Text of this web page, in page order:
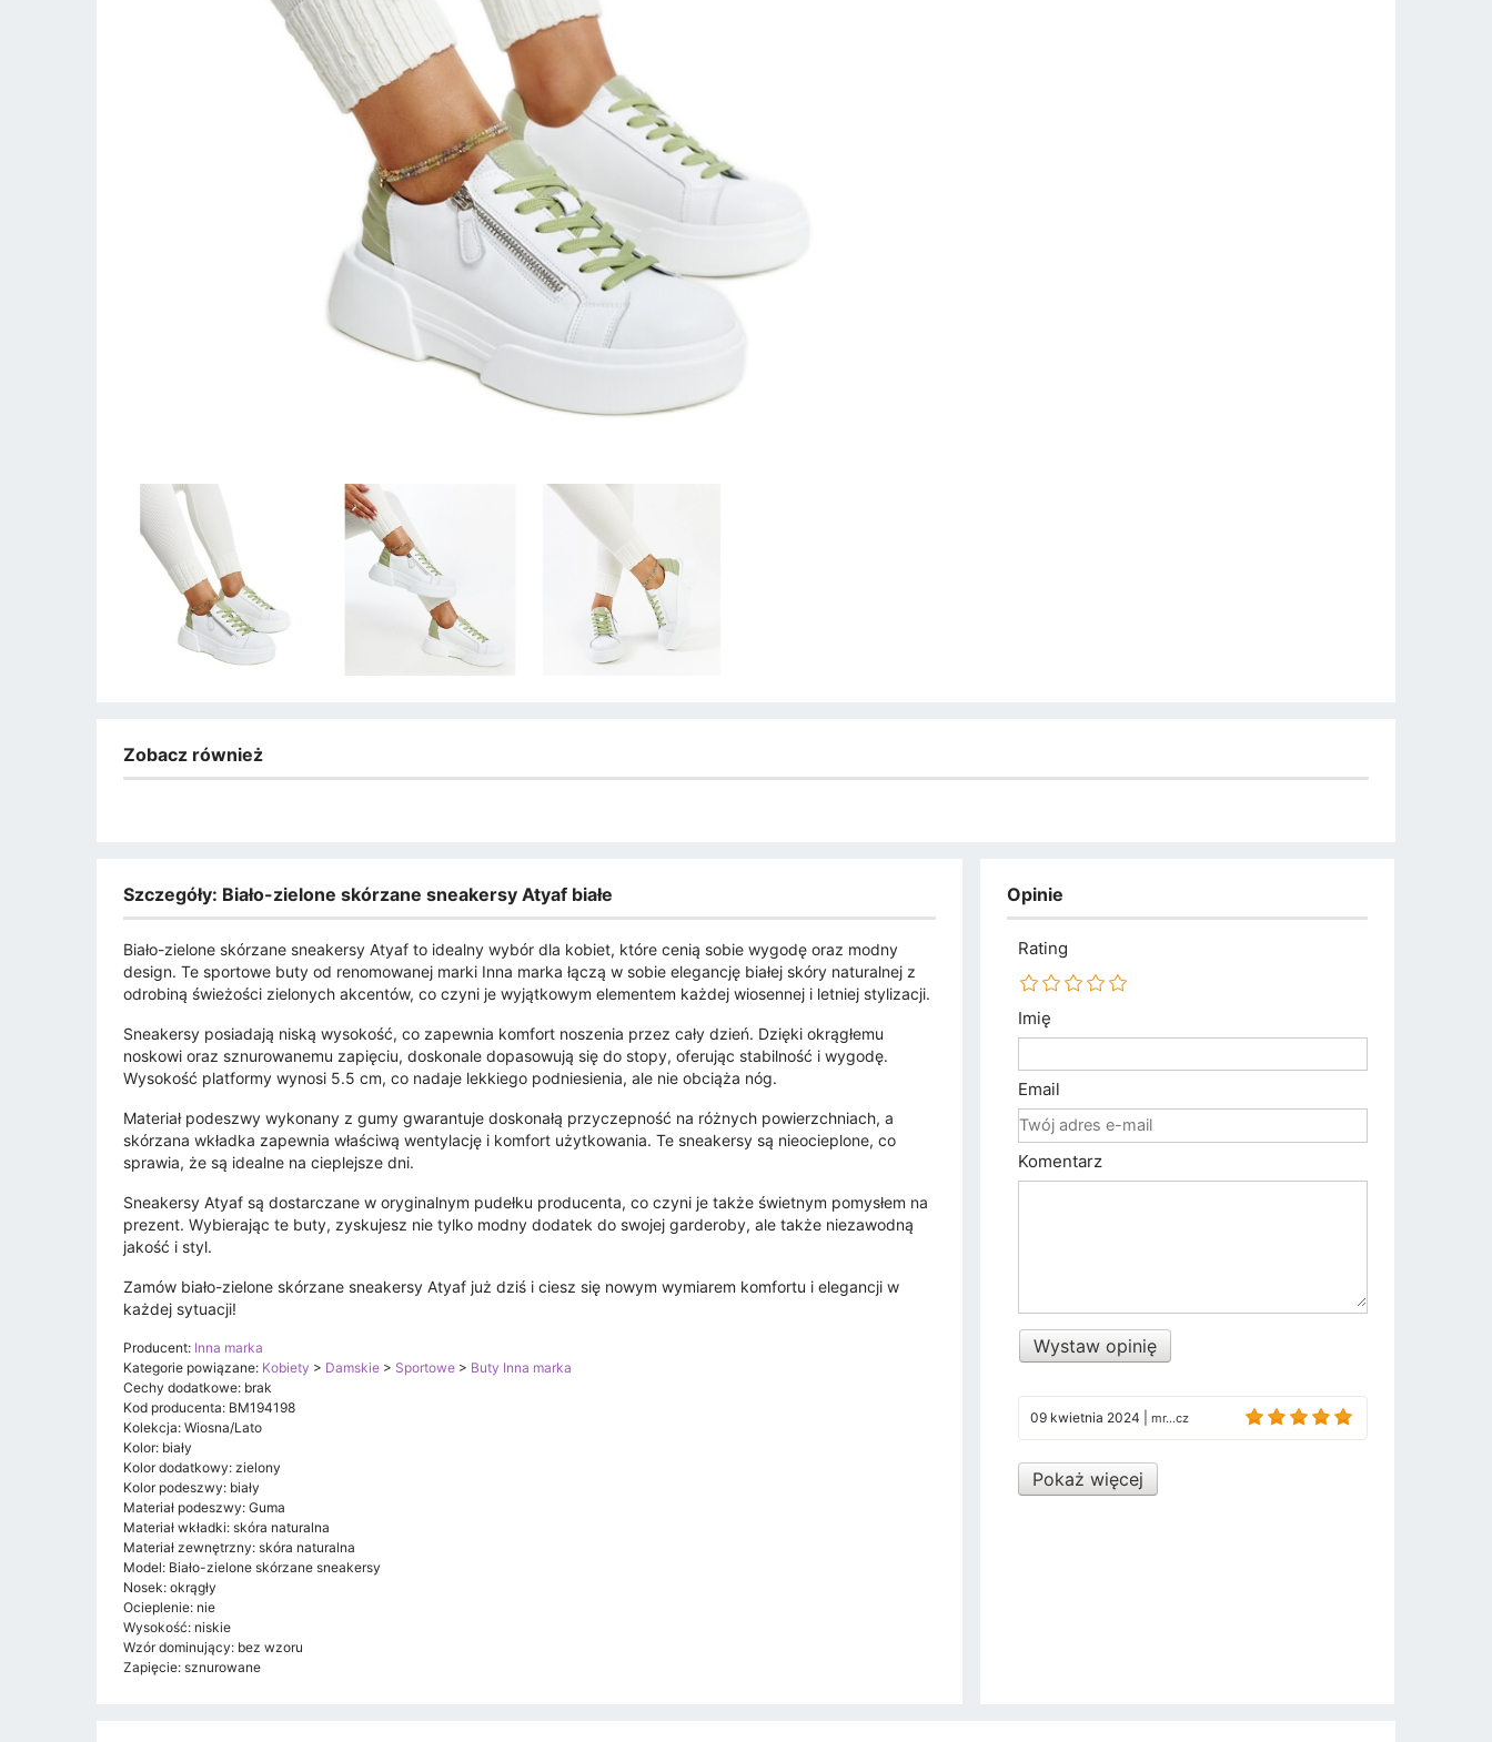
Zobacz również
Szczegóły: Biało-zielone skórzane sneakersy Atyaf białe
Biało-zielone skórzane sneakersy Atyaf to idealny wybór dla kobiet, które cenią sobie wygodę oraz modny
design. Te sportowe buty od renomowanej marki Inna marka łączą w sobie elegancję białej skóry naturalnej z
odrobiną świeżości zielonych akcentów, co czyni je wyjątkowym elementem każdej wiosennej i letniej stylizacji.
Sneakersy posiadają niską wysokość, co zapewnia komfort noszenia przez cały dzień. Dzięki okrągłemu
noskowi oraz sznurowanemu zapięciu, doskonale dopasowują się do stopy, oferując stabilność i wygodę.
Wysokość platformy wynosi 5.5 cm, co nadaje lekkiego podniesienia, ale nie obciąża nóg.
Materiał podeszwy wykonany z gumy gwarantuje doskonałą przyczepność na różnych powierzchniach, a
skórzana wkładka zapewnia właściwą wentylację i komfort użytkowania. Te sneakersy są nieocieplone, co
sprawia, że są idealne na cieplejsze dni.
Sneakersy Atyaf są dostarczane w oryginalnym pudełku producenta, co czyni je także świetnym pomysłem na
prezent. Wybierając te buty, zyskujesz nie tylko modny dodatek do swojej garderoby, ale także niezawodną
jakość i styl.
Zamów biało-zielone skórzane sneakersy Atyaf już dziś i ciesz się nowym wymiarem komfortu i elegancji w
każdej sytuacji!
Producent: Inna marka
Kategorie powiązane: Kobiety > Damskie > Sportowe > Buty Inna marka
Cechy dodatkowe: brak
Kod producenta: BM194198
Kolekcja: Wiosna/Lato
Kolor: biały
Kolor dodatkowy: zielony
Kolor podeszwy: biały
Materiał podeszwy: Guma
Materiał wkładki: skóra naturalna
Materiał zewnętrzny: skóra naturalna
Model: Biało-zielone skórzane sneakersy
Nosek: okrągły
Ocieplenie: nie
Wysokość: niskie
Wzór dominujący: bez wzoru
Zapięcie: sznurowane
Opinie
Rating
Imię
Email
Komentarz
Wystaw opinię
09 kwietnia 2024 mr...cz
Pokaż więcej